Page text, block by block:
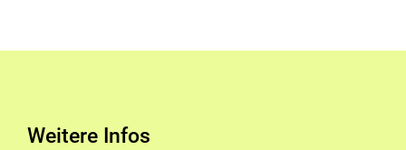
Weitere Infos